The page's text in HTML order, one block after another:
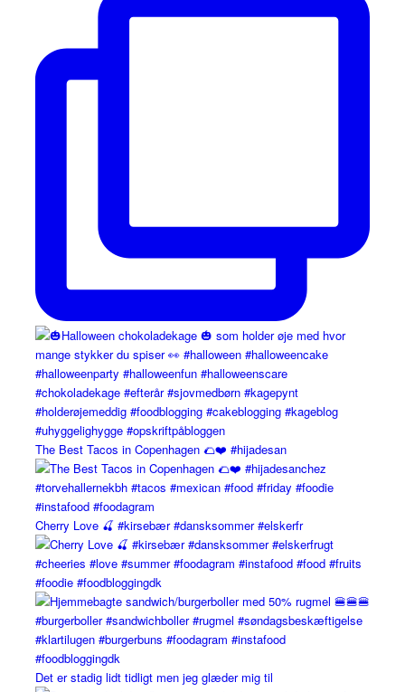
The Best Tacos in Copenhagen 🌮❤️ #hijadesan
Cherry Love 🍒 #kirsebær #dansksommer #elskerfr
Det er stadig lidt tidligt men jeg glæder mig til